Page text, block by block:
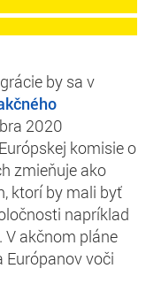
by sa v
2020
komisie o
zmieňuje ako
ktorí by mali byť
napríklad
akčnom pláne
voči